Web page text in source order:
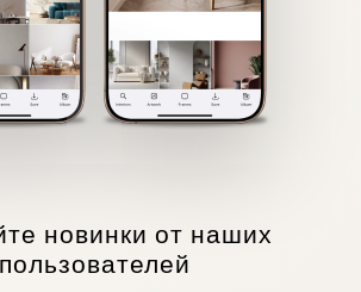
новинки от наших
пользователей